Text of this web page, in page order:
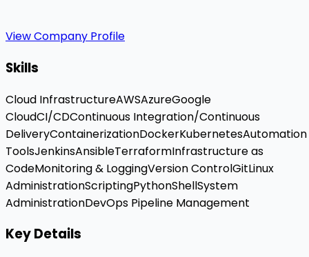
View Company Profile
Skills
Cloud InfrastructureAWSAzureGoogle
CloudCI/CDContinuous Integration/Continuous
DeliveryContainerizationDockerKubernetesAutomation
ToolsJenkinsAnsibleTerraformInfrastructure as
CodeMonitoring & LoggingVersion ControlGitLinux
AdministrationScriptingPythonShellSystem
AdministrationDevOps Pipeline Management
Key Details